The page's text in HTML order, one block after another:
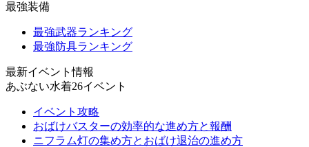
最強装備
最強武器ランキング
最強防具ランキング
最新イベント情報
あぶない水着26イベント
イベント攻略
おばけバスターの効率的な進め方と報酬
ニフラム灯の集め方とおばけ退治の進め方